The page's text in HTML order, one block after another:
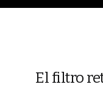
El filtro